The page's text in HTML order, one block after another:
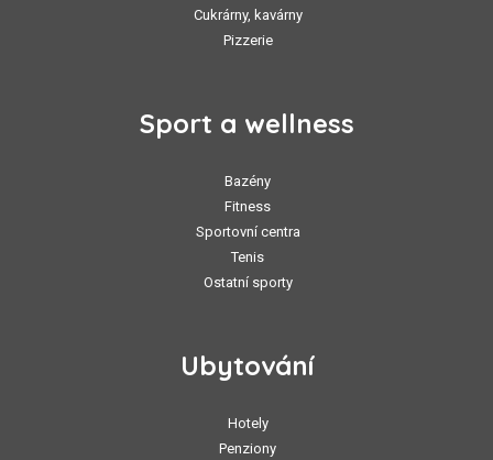
Cukrárny, kavárny
Pizzerie
Sport a wellness
Bazény
Fitness
Sportovní centra
Tenis
Ostatní sporty
Ubytování
Hotely
Penziony